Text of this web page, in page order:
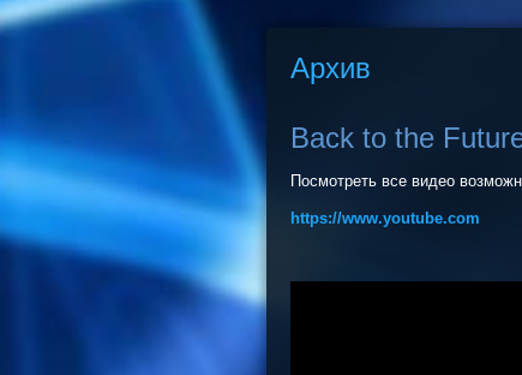
Архив
Back to the
Посмотреть все видео
https://www.youtube.com